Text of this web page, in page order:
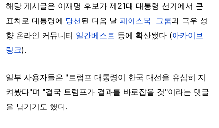
해당 게시글은 이재명 후보가 제21대 대통령 선거에서 큰
표차로 대통령에 당선된 다음 날 페이스북 그룹과 극우 성
향 온라인 커뮤니티 일간베스트 등에 확산됐다 (아카이브
링크).
일부 사용자들은 "트럼프 대통령이 한국 대선을 유심히 지
켜봤다"며 "결국 트럼프가 결과를 바로잡을 것"이라는 댓글
을 남기기도 했다.